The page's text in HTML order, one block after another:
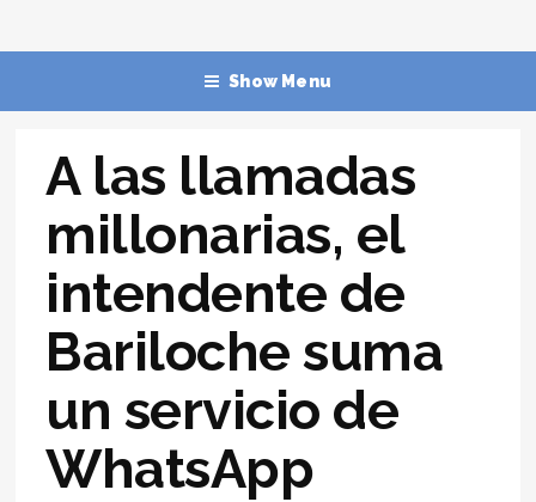
Show Menu
A las llamadas
millonarias, el
intendente de
Bariloche suma
un servicio de
WhatsApp